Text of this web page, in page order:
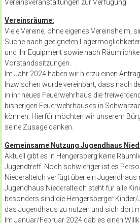
Vereinsveranstaltungen zur Verfügung.
Vereinsräume:
Viele Vereine, ohne eigenes Vereinsheim,
Suche nach geeigneten
und ihr Equipment sowie nach
Vorstandssitzungen.
Im Jahr 2024 haben wir hierzu einen
Inzwischen wurde vereinbart, dass nach
in ihr neues Feuerwehrhaus die
bisherigen Feuerwehrhauses in
können. Hierfür möchten wir unserem
seine Zusage danken.
Gemeinsame Nutzung Jugendhaus
Aktuell gibt es in Hengersberg keine
Jugendtreff. Noch schwieriger ist es
Niederalteich verfügt über ein
Jugendhaus Niederalteich steht für alle
besonders sind die Hengersberger
das Jugendhaus zu nutzen und sich dort
Im Januar/Februar 2024 gab es einen